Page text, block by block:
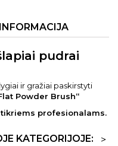
pudrai
ir gražiai paskirstyti
Powder Brush“
tikriems profesionalams.
KATEGORIJOJE:
>